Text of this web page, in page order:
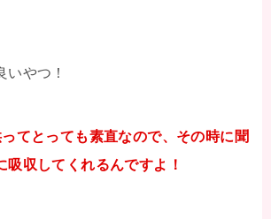
いやつ！
てとっても素直なので、その時に聞
吸収してくれるんですよ！